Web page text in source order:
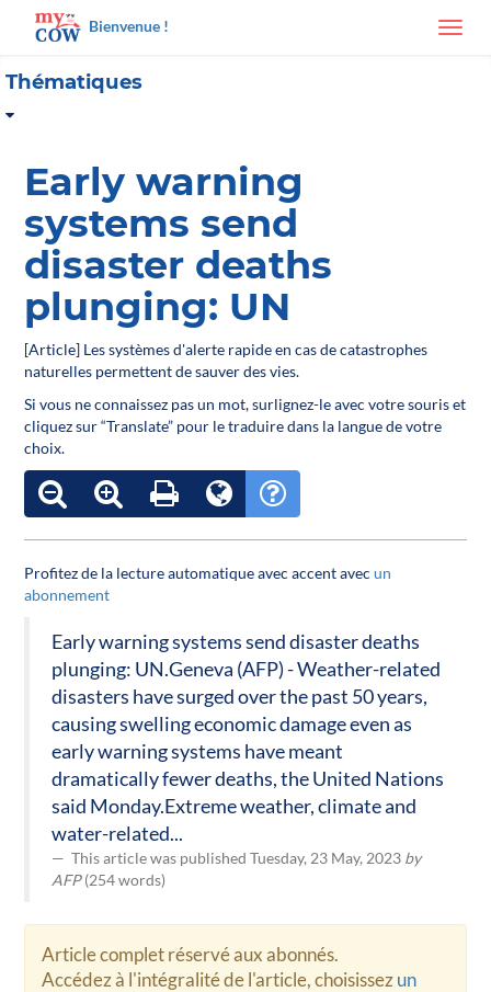
Bienvenue !
Thématiques
Early warning
systems send
disaster deaths
plunging: UN
[Article] Les systèmes d'alerte rapide en cas de catastrophes
naturelles permettent de sauver des vies.
Si vous ne connaissez pas un mot, surlignez-le avec votre souris et
cliquez sur “Translate” pour le traduire dans la langue de votre
choix.
Profitez de la lecture automatique avec accent avec un
abonnement
Early warning systems send disaster deaths
plunging: UN.Geneva (AFP) - Weather-related
disasters have surged over the past 50 years,
causing swelling economic damage even as
early warning systems have meant
dramatically fewer deaths, the United Nations
said Monday.Extreme weather, climate and
water-related...
This article was published Tuesday, 23 May, 2023 by
AFP(254 words)
Article complet réservé aux abonnés.
Accédez à l'intégralité de l'article, choisissezun